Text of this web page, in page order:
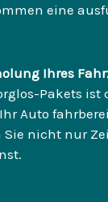
eine
Ihres
Pakets ist
Auto
Sie nicht nur